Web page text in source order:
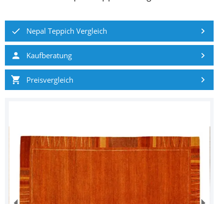
Nepal Teppich Vergleich
Kaufberatung
Preisvergleich